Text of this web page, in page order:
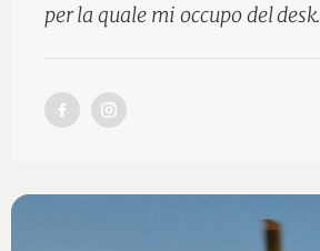
per la quale mi occupo del desk.